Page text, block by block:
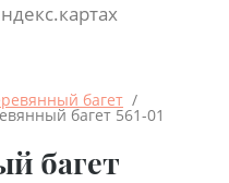
багет
  /
багет 561-01
багет